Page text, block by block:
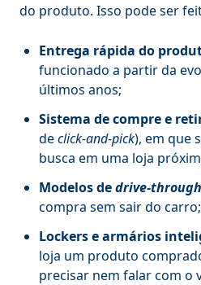
do produto. Isso pode ser
Entrega rápida do
funcionado a partir da
últimos anos;
Sistema de compre e
declick-and-pick), em que
busca em uma loja
Modelos dedrive-through
compra sem sair do carro;
Lockers e armários
loja um produto
precisar nem falar com o